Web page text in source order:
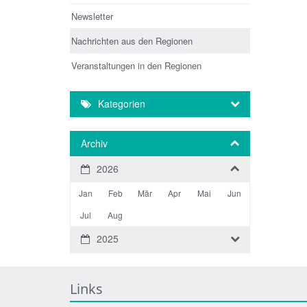
Newsletter
Nachrichten aus den Regionen
Veranstaltungen in den Regionen
Kategorien
Archiv
2026
Jan Feb Mär Apr Mai
Jun
Jul
Aug
2025
Links